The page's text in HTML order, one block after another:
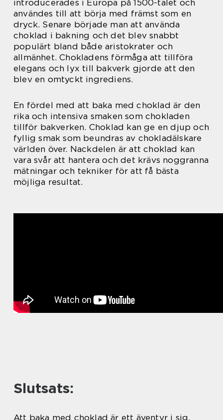
introducerades i Europa på 1500-talet och
användes till att börja med främst som en
dryck. Senare började man att använda
choklad i bakning och det blev snabbt
populärt bland både aristokrater och
allmänhet. Chokladens förmåga att tillföra
elegans och lyx till bakverk gjorde att den
blev en omtyckt ingrediens.
En fördel med att baka med choklad är den
rika och intensiva smaken som chokladen
tillför bakverken. Choklad kan ge en djup och
fyllig smak som beundras av chokladälskare
världen över. Nackdelen är att choklad kan
vara svår att hantera och det krävs noggranna
mätningar och tekniker för att få bästa
möjliga resultat.
Slutsats:
Att baka med choklad är ett äventyr i sig.